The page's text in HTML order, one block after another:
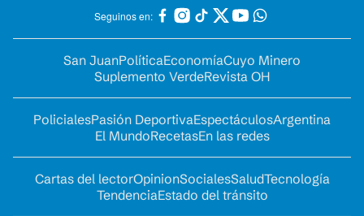
Seguinos en:
San JuanPolíticaEconomíaCuyo Minero
Suplemento VerdeRevista OH
PolicialesPasión DeportivaEspectáculosArgentina
El MundoRecetasEn las redes
Cartas del lectorOpinionSocialesSaludTecnología
TendenciaEstado del tránsito